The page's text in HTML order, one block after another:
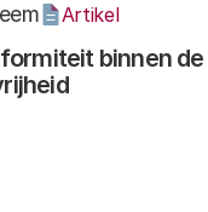
binnen de
Artikel